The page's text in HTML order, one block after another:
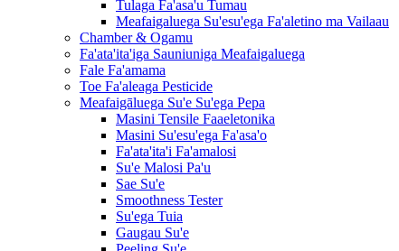
Tulaga Fa'asa'u Tumau
Meafaigaluega Su'esu'ega Fa'aletino ma Vailaau
Chamber & Ogamu
Fa'ata'ita'iga Sauniuniga Meafaigaluega
Fale Fa'amama
Toe Fa'aleaga Pesticide
Meafaigāluega Su'e Su'ega Pepa
Masini Tensile Faaeletonika
Masini Su'esu'ega Fa'asa'o
Fa'ata'ita'i Fa'amalosi
Su'e Malosi Pa'u
Sae Su'e
Smoothness Tester
Su'ega Tuia
Gaugau Su'e